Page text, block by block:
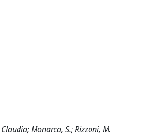
Monarca, S.; Rizzoni, M.